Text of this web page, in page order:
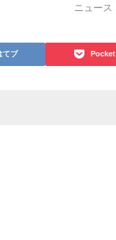
ニュース
てブ Pocket